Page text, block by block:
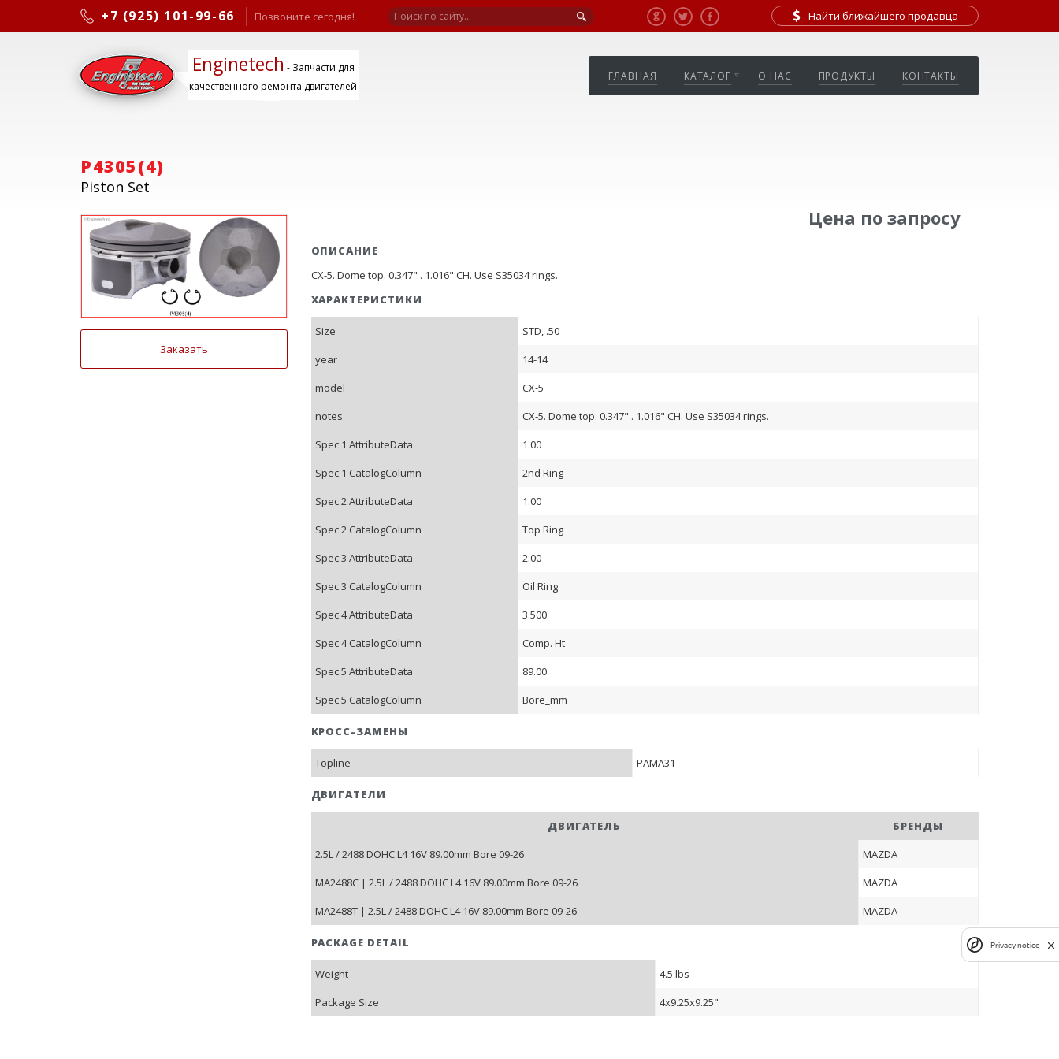
+7 (925) 101-99-66 Позвоните сегодня! Найти ближайшего продавца
Enginetech - Запчасти для
качественного ремонта двигателей
ГЛАВНАЯ КАТАЛОГ О НАС ПРОДУКТЫ КОНТАКТЫ
P4305(4)
Piston Set
Заказать
Цена по запросу
ОПИСАНИЕ
CX-5. Dome top. 0.347" . 1.016" CH. Use S35034 rings.
ХАРАКТЕРИСТИКИ
Size
STD, .50
year
14-14
model
CX-5
notes
CX-5. Dome top. 0.347" . 1.016" CH. Use S35034 rings.
Spec 1 AttributeData
1.00
Spec 1 CatalogColumn
2nd Ring
Spec 2 AttributeData
1.00
Spec 2 CatalogColumn
Top Ring
Spec 3 AttributeData
2.00
Spec 3 CatalogColumn
Oil Ring
Spec 4 AttributeData
3.500
Spec 4 CatalogColumn
Comp. Ht
Spec 5 AttributeData
89.00
Spec 5 CatalogColumn
Bore_mm
КРОСС-ЗАМЕНЫ
Topline PAMA31
ДВИГАТЕЛИ
ДВИГАТЕЛЬ
БРЕНДЫ
2.5L / 2488 DOHC L4 16V 89.00mm Bore 09-26
MAZDA
MA2488C | 2.5L / 2488 DOHC L4 16V 89.00mm Bore 09-26
MAZDA
MA2488T | 2.5L / 2488 DOHC L4 16V 89.00mm Bore 09-26
MAZDA
PACKAGE DETAIL
Weight
4.5 lbs
Package Size
4x9.25x9.25"
Privacy notice